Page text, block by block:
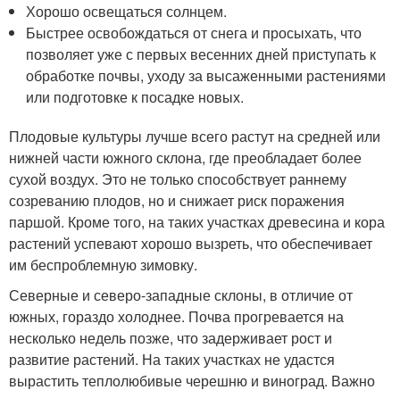
Хорошо освещаться солнцем.
Быстрее освобождаться от снега и просыхать, что
позволяет уже с первых весенних дней приступать к
обработке почвы, уходу за высаженными растениями
или подготовке к посадке новых.
Плодовые культуры лучше всего растут на средней или
нижней части южного склона, где преобладает более
сухой воздух. Это не только способствует раннему
созреванию плодов, но и снижает риск поражения
паршой. Кроме того, на таких участках древесина и кора
растений успевают хорошо вызреть, что обеспечивает
им беспроблемную зимовку.
Северные и северо-западные склоны, в отличие от
южных, гораздо холоднее. Почва прогревается на
несколько недель позже, что задерживает рост и
развитие растений. На таких участках не удастся
вырастить теплолюбивые черешню и виноград. Важно